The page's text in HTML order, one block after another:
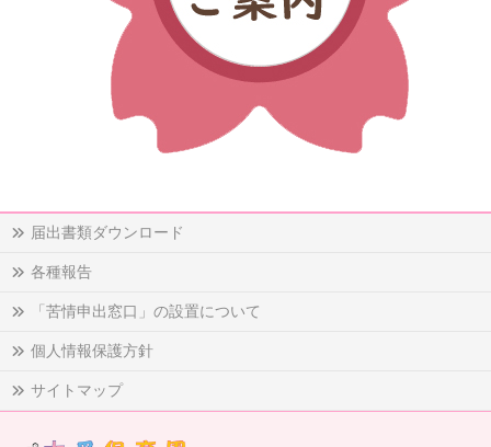
届出書類ダウンロード
各種報告
「苦情申出窓口」の設置について
個人情報保護方針
サイトマップ